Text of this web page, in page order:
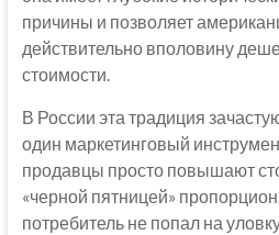
причины и позволяет
действительно вполовину
стоимости.
В России эта традиция
один маркетинговый
продавцы просто повышают
«черной пятницей»
потребитель не попал на